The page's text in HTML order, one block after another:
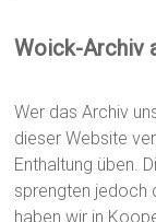
Woick-Archiv
Wer das Archiv
dieser Website
Enthaltung üben.
sprengten jedoch
haben wir in